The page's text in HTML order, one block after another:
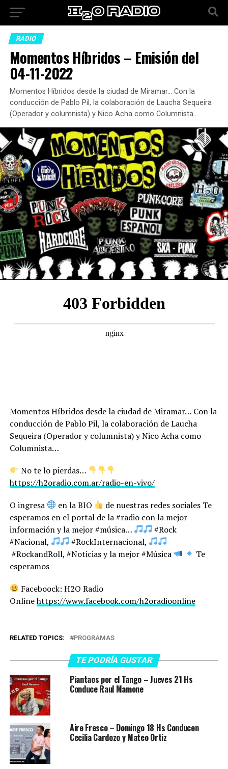
RADIO
Momentos Híbridos – Emisión del
04-11-2022
Momentos Híbridos desde la ciudad de Miramar… Con la
conducción de Pablo Pil, la colaboración de Laucha Sequeira
(Operador y columnista) y Nico Acha como Columnista…
Momentos Híbridos desde la ciudad de Miramar… Con la
conducción de Pablo Pil, la colaboración de Laucha
Sequeira (Operador y columnista) y Nico Acha como
Columnista…
No te lo pierdas…
https://h2oradio.com.ar/radio-en-vivo/
O ingresa
en la BIO
de nuestras redes sociales Te
esperamos en el portal de la #radio con la mejor
información y la mejor #música…
#Rock
#Nacional,
#RockInternacional,
#RockandRoll, #Noticias y la mejor #Música
Te
esperamos
Faceboock: H2O Radio
Onlinehttps://www.facebook.com/h2oradioonline
RELATED TOPICS: PROGRAMAS
TE PODRÍA GUSTAR
Piantaos por el Tango – Jueves 21 Hs
Conduce Raul Mamone
Aire Fresco – Domingo 18 Hs Conducen
Cecilia Cardozo y Mateo Ortiz